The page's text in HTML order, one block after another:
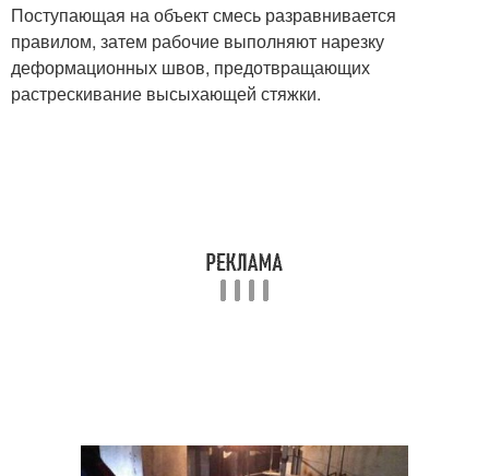
Поступающая на объект смесь разравнивается
правилом, затем рабочие выполняют нарезку
деформационных швов, предотвращающих
растрескивание высыхающей стяжки.